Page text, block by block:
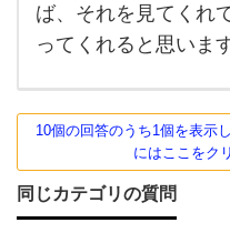
ば、それを見てくれ
ってくれると思います
10個の回答のうち1個を表示
にはここをク
同じカテゴリの質問